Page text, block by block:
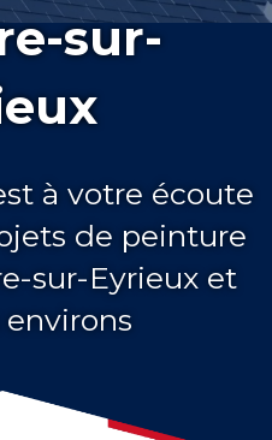
sur-
à votre écoute
de peinture
sur-Eyrieux et
environs